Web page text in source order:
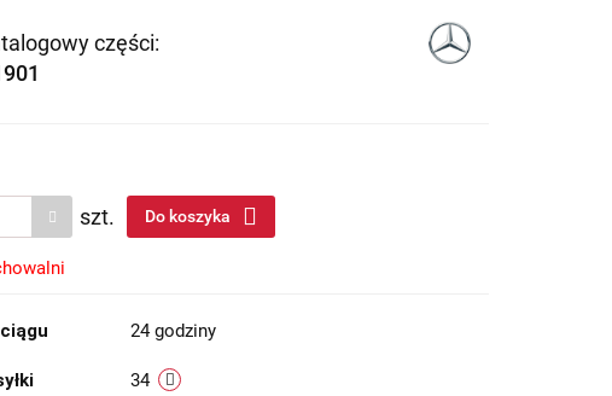
części:
szt. Do koszyka
24 godziny
34